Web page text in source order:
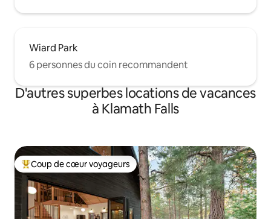
Wiard Park
6 personnes du coin recommandent
D'autres superbes locations de vacances
à Klamath Falls
Coup de cœur voyageurs parmi les plus aimés
Coup de cœur voyageurs